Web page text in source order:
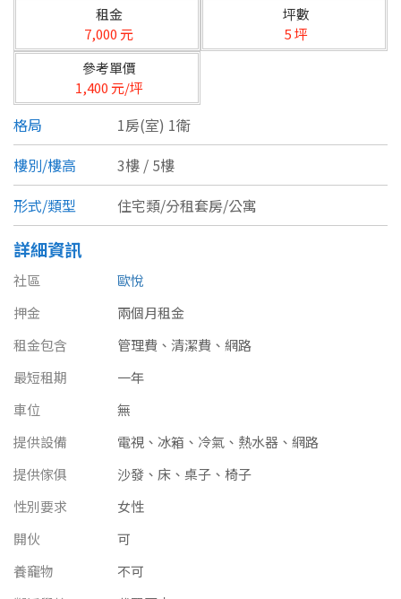
基隆市
新北市
宜蘭縣
桃園市
新竹市
新竹縣
苗栗縣
台中市
彰化縣
雲林縣
嘉義市
嘉義縣
高雄市
類型(可複選)
不拘 公寓 電梯大樓 套房
別墅 透天厝 樓中樓 華廈
辦公
倉庫
坪數
40~50 坪
租金
7,000 元
坪數
5 坪
參考單價
1,400 元/坪
格局
1房(室) 1衛
樓別/樓高
3樓 / 5樓
形式/類型
住宅類/分租套房/公寓
詳細資訊
社區
歐悅
押金
兩個月租金
租金包含
管理費、清潔費、網路
最短租期
一年
車位
無
提供設備
電視、冰箱、冷氣、熱水器、網路
提供傢俱
沙發、床、桌子、椅子
性別要求
女性
開伙
可
養竉物
不可